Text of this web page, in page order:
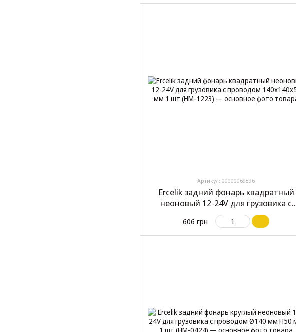
Артикул: 00000069896
Ercelik задний фонарь квадратный
неоновый 12-24V для грузовика с
проводом 140x140x53 мм 1 шт (HM-
1223)
606 грн